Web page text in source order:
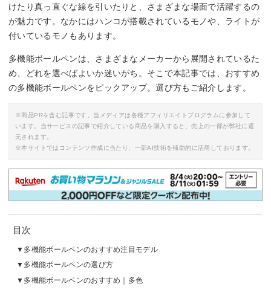
けたり真っ直ぐな線を引いたりと、さまざまな場面で活躍するの
が魅力です。なかにはハンコが搭載されているモノや、ライトが
付いているモノもあります。
多機能ボールペンは、さまざまなメーカーから展開されているた
め、どれを選べばよいか迷いがち。そこで本記事では、おすすめ
の多機能ボールペンをピックアップ。選び方もご紹介します。
※商品PRを含む記事です。当メディアは各種アフィリエイトプログラムに参加して
います。当サービスの記事で紹介している商品を購入すると、売上の一部が弊社に還
元されます。
※本サイトではコンテンツ作成に当たり、一部AI技術を補助的に活用しております。
目次
多機能ボールペンのおすすめ注目モデル
多機能ボールペンの選び方
多機能ボールペンのおすすめ｜多色